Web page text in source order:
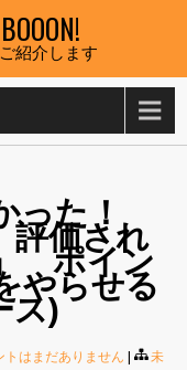
紹介します
った！
評価され
ポイン
やらせる
ス)
トはまだありません
未